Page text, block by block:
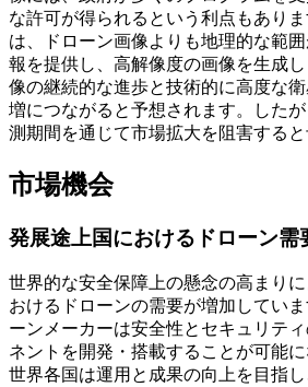
な許可が得られるという利点もあり
は、ドローン画像よりも地理的な範
報を提供し、高解像度の画像を生成
像の継続的な進歩と技術的に高度な
増につながると予想されます。した
測期間を通じて市場拡大を阻害すると
市場機会
発展途上国におけるドローン需
世界的な安全保障上の懸念の高まり
おけるドローンの需要が増加してい
ーンメーカーは安全性とセキュリテ
ネントを開発・搭載することが可能に
世界各国は運用と成果の向上を目指